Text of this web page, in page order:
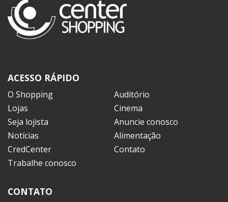
ACESSO RÁPIDO
O Shopping
Auditório
Lojas
Cinema
Seja lojista
Anuncie conosco
Notícias
Alimentação
CredCenter
Contato
Trabalhe conosco
CONTATO